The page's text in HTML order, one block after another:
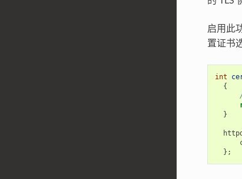
启用此
置证书
int
{
}
};